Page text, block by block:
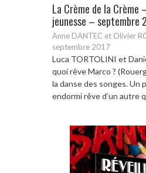
La Crème de la Crème
jeunesse – septembre
Anne DANTEC et Olivier
septembre 2017
Luca TORTOLINI et
quoi rêve Marco ?
la danse des songes. Un
endormi rêve d’un autre